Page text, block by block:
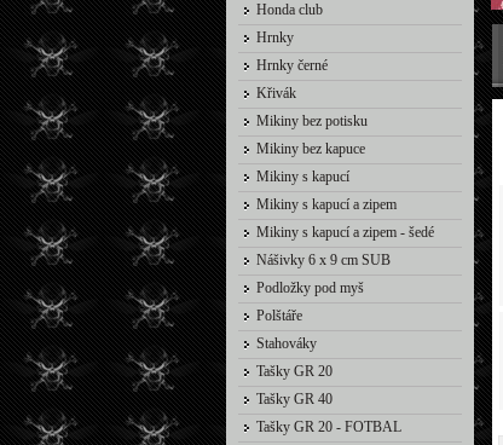
Honda club
Hrnky
Hrnky černé
Křivák
Mikiny bez potisku
Mikiny bez kapuce
Mikiny s kapucí
Mikiny s kapucí a zipem
Mikiny s kapucí a zipem - šedé
Nášivky 6 x 9 cm SUB
Podložky pod myš
Polštáře
Stahováky
Tašky GR 20
Tašky GR 40
Tašky GR 20 - FOTBAL